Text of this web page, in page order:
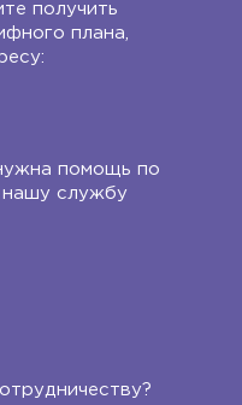
получить
плана,
помощь по
нашу службу